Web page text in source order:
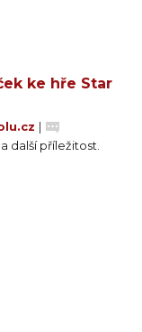
ke hře Star
další příležitost.